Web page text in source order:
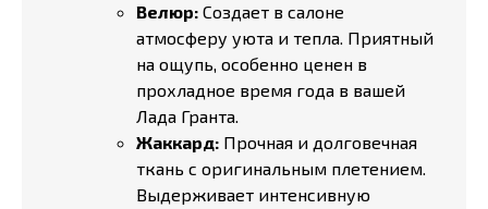
Велюр: Создает в салоне
атмосферу уюта и тепла. Приятный
на ощупь, особенно ценен в
прохладное время года в вашей
Лада Гранта.
Жаккард: Прочная и долговечная
ткань с оригинальным плетением.
Выдерживает интенсивную